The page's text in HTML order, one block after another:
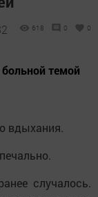
618 0 0
темой
вдыхания.
случалось.